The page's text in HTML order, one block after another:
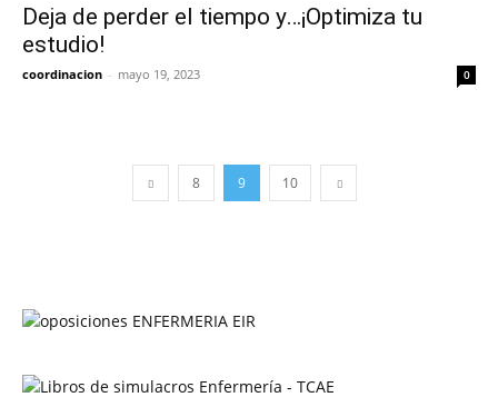
Deja de perder el tiempo y…¡Optimiza tu
estudio!
coordinacion - mayo 19, 2023 0
8 9 10